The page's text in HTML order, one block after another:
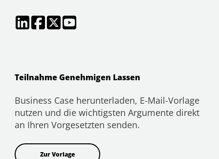
Teilnahme Genehmigen Lassen
Business Case herunterladen, E-Mail-Vorlage
nutzen und die wichtigsten Argumente direkt
an Ihren Vorgesetzten senden.
Zur Vorlage